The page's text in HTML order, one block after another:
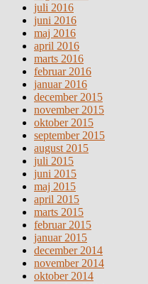
juli 2016
juni 2016
maj 2016
april 2016
marts 2016
februar 2016
januar 2016
december 2015
november 2015
oktober 2015
september 2015
august 2015
juli 2015
juni 2015
maj 2015
april 2015
marts 2015
februar 2015
januar 2015
december 2014
november 2014
oktober 2014